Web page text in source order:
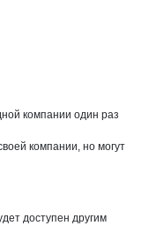
компании один раз
компании, но могут
доступен другим